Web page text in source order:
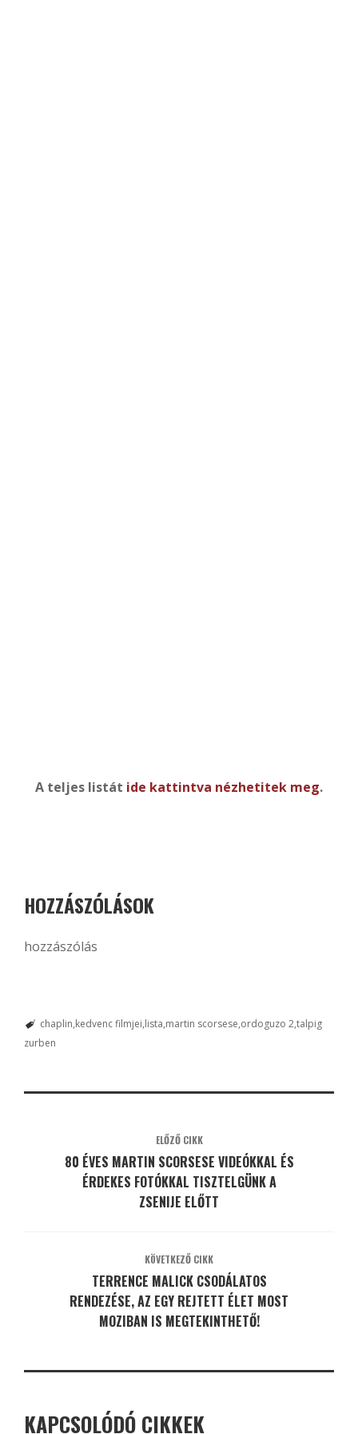
A teljes listát ide kattintva nézhetitek meg.
HOZZÁSZÓLÁSOK
hozzászólás
chaplin kedvenc filmjei lista martin scorsese ordoguzo 2talpig
zurben
ELŐZŐ CIKK
80 ÉVES MARTIN SCORSESE VIDEÓKKAL ÉS
ÉRDEKES FOTÓKKAL TISZTELGÜNK A
ZSENIJE ELŐTT
KÖVETKEZŐ CIKK
TERRENCE MALICK CSODÁLATOS
RENDEZÉSE, AZ EGY REJTETT ÉLET MOST
MOZIBAN IS MEGTEKINTHETŐ!
KAPCSOLÓDÓ CIKKEK